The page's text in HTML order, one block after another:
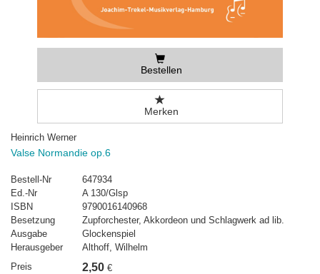
Bestellen
Merken
Heinrich Werner
Valse Normandie op.6
Bestell-Nr
647934
Ed.-Nr
A 130/Glsp
ISBN
9790016140968
Besetzung
Zupforchester, Akkordeon und Schlagwerk ad lib.
Ausgabe
Glockenspiel
Herausgeber
Althoff, Wilhelm
Preis
2,50 €